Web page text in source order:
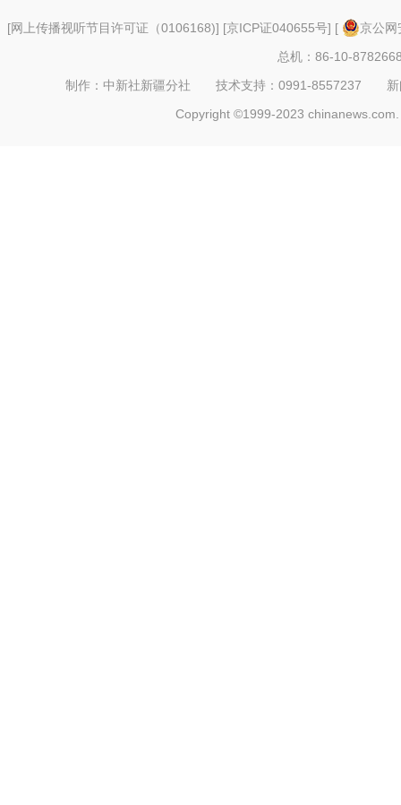
[网上传播视听节目许可证（0106168)] [京ICP证040655号] [
京公
总机：86-10-
制作：中新社新疆分社 技术支持：0991-8557237
Copyright ©1999-2023